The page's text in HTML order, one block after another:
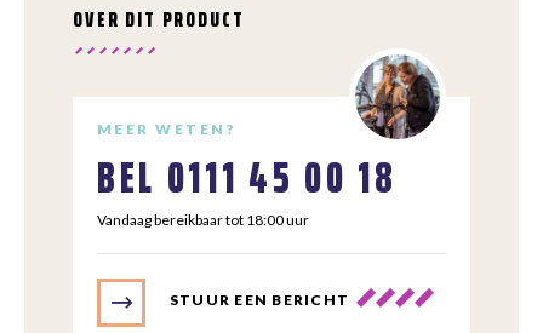
OVER DIT PRODUCT
MEER WETEN?
BEL 0111 45 00 18
Vandaag bereikbaar tot 18:00 uur
STUUR EEN BERICHT